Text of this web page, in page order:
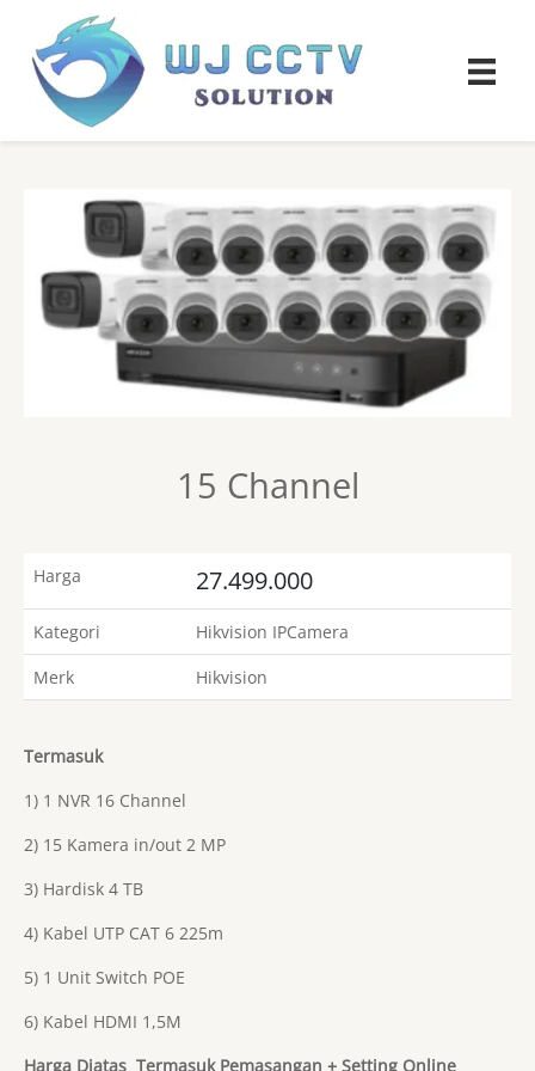
15 Channel
Harga 27.499.000
Kategori
Hikvision IPCamera
Merk
Hikvision
Termasuk
1) 1 NVR 16 Channel
2) 15 Kamera in/out 2 MP
3) Hardisk 4 TB
4) Kabel UTP CAT 6 225m
5) 1 Unit Switch POE
6) Kabel HDMI 1,5M
Harga Diatas Termasuk Pemasangan + Setting Online